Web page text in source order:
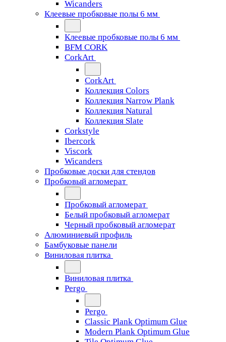
Wicanders
Клеевые пробковые полы 6 мм
Клеевые пробковые полы 6 мм
BFM CORK
CorkArt
CorkArt
Коллекция Colors
Коллекция Narrow Plank
Коллекция Natural
Коллекция Slate
Corkstyle
Ibercork
Viscork
Wicanders
Пробковые доски для стендов
Пробковый агломерат
Пробковый агломерат
Белый пробковый агломерат
Черный пробковый агломерат
Алюминиевый профиль
Бамбуковые панели
Виниловая плитка
Виниловая плитка
Pergo
Pergo
Classic Plank Optimum Glue
Modern Plank Optimum Glue